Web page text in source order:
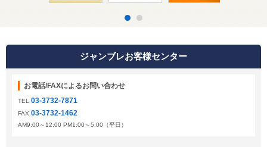
ジャンブレお客様センター
お電話/FAXによるお問い合わせ
TEL 03-3732-7871
FAX 03-3732-1462
AM9:00～12:00 PM1:00～5:00（平日）